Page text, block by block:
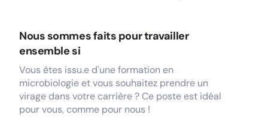
Nous sommes faits pour travailler
ensemble si
Vous êtes issu.e d'une formation en
microbiologie et vous souhaitez prendre un
virage dans votre carrière ? Ce poste est idéal
pour vous, comme pour nous !